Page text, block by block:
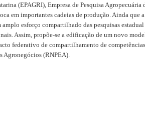
(EPAGRI), Empresa de Pesquisa Agropecuária
em importantes cadeias de produção. Ainda que
esforço compartilhado das pesquisas
Assim, propõe-se a edificação de um novo
federativo de compartilhamento de
Agronegócios (RNPEA).